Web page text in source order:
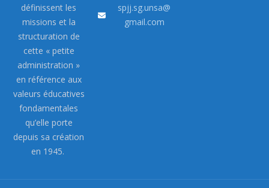
définissent les
missions et la
structuration de
cette « petite
administration »
en référence aux
valeurs éducatives
fondamentales
qu’elle porte
depuis sa création
en 1945.
spjj.sg.unsa@
gmail.com